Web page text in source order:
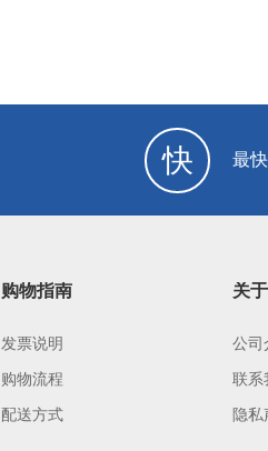
快 最
购物指南
发票说明
购物流程
配送方式
关
公司
联系
隐私